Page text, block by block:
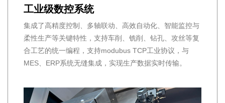
工业级数控系统
集成了高精度控制、多轴联动、高效自动化、智能监控与
柔性生产等关键特性，支持车削、铣削、钻孔、攻丝等复
合工艺的统一编程，支持modubus TCP工业协议，与
MES、ERP系统无缝集成，实现生产数据实时传输。